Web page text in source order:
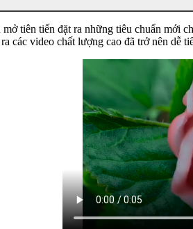
tiên tiến đặt ra những tiêu chuẩn mới
các video chất lượng cao đã trở nên dễ